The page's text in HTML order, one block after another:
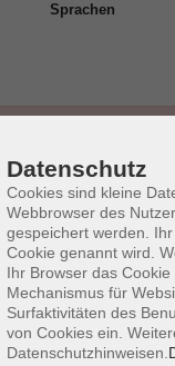
Sprachen
Datenschutz
Cookies sind kleine
Webbrowser des
gespeichert werden.
Cookie genannt wird.
Ihr Browser das
Mechanismus für
Surfaktivitäten des
von Cookies ein.
Datenschutzhinweisen.